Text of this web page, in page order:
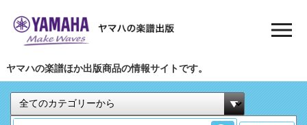
ヤマハの楽譜ほか出版商品の情報サイトです。